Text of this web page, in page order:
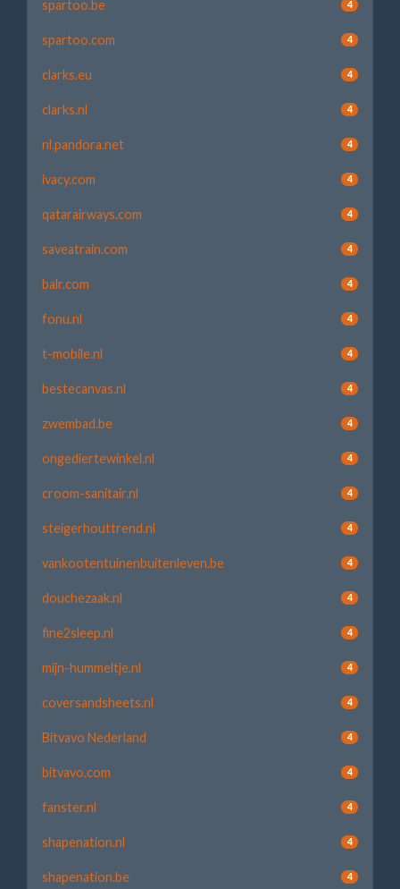
spartoo.be 4
spartoo.com 4
clarks.eu 4
clarks.nl 4
nl.pandora.net 4
ivacy.com 4
qatarairways.com 4
saveatrain.com 4
balr.com 4
fonu.nl 4
t-mobile.nl 4
bestecanvas.nl 4
zwembad.be 4
ongediertewinkel.nl 4
croom-sanitair.nl 4
steigerhouttrend.nl 4
vankootentuinenbuitenleven.be 4
douchezaak.nl 4
fine2sleep.nl 4
mijn-hummeltje.nl 4
coversandsheets.nl 4
Bitvavo Nederland 4
bitvavo.com 4
fanster.nl 4
shapenation.nl 4
shapenation.be 4